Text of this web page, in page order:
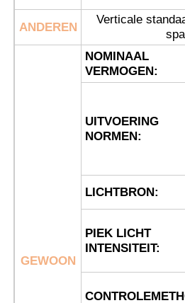
Kwaliteitscontrole
ANDEREN
Verticale
GEWOON
NOMINAAL
VERMOGEN:
UITVOERING
NORMEN:
LICHTBRON:
PIEK LICHT
INTENSITEIT: